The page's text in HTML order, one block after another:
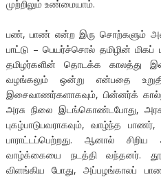
முற்றிலும் உண்மையாம்.
பண், பாண் என்ற இரு சொற்களும்
பாட்டு – பெயர்ச்சொல் தமிழின் மிகப்
தமிழர்களின் தொடக்க காலத்து
வழங்கலும் ஒன்று என்பதை
இசைவாணர்களாகவும், பின்னர்க்
அரசு நிலை இடங்கொண்டபோது,
புகழ்பாடுபவராகவும், வாழ்ந்த
பாராட்டப்பெற்றது. ஆனால் சிறிய
வாழ்க்கையை நடத்தி வந்தனர்.
விளங்கிய போது, அப்பழங்காலப்